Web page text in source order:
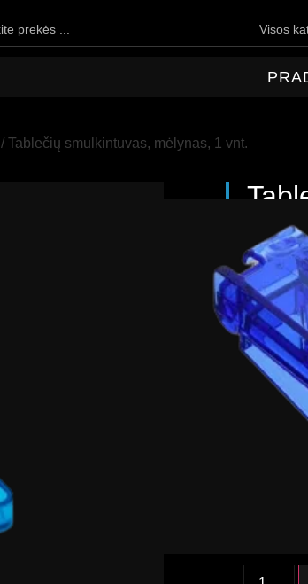
APIE HIDROMEDICA
/ Tablečių smulkintuvas, mėlynas, 1 vnt.
6,05
Šie